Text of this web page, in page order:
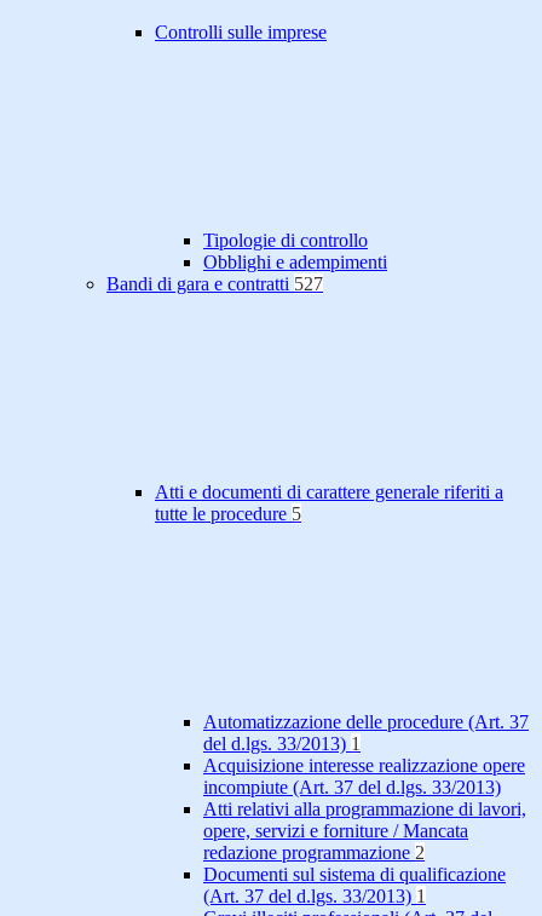
Controlli sulle imprese
Tipologie di controllo
Obblighi e adempimenti
Bandi di gara e contratti 527
Atti e documenti di carattere generale riferiti a
tutte le procedure 5
Automatizzazione delle procedure (Art. 37
del d.lgs. 33/2013) 1
Acquisizione interesse realizzazione opere
incompiute (Art. 37 del d.lgs. 33/2013)
Atti relativi alla programmazione di lavori,
opere, servizi e forniture / Mancata
redazione programmazione 2
Documenti sul sistema di qualificazione
(Art. 37 del d.lgs. 33/2013) 1